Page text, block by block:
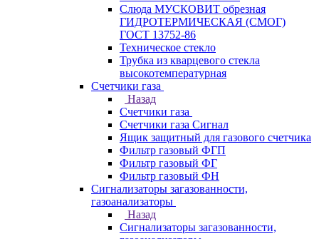
Слюда МУСКОВИТ обрезная
ГИДРОТЕРМИЧЕСКАЯ (СМОГ)
ГОСТ 13752-86
Техническое стекло
Трубка из кварцевого стекла
высокотемпературная
Счетчики газа
Назад
Счетчики газа
Счетчики газа Сигнал
Ящик защитный для газового счетчика
Фильтр газовый ФГП
Фильтр газовый ФГ
Фильтр газовый ФН
Сигнализаторы загазованности,
газоанализаторы
Назад
Сигнализаторы загазованности,